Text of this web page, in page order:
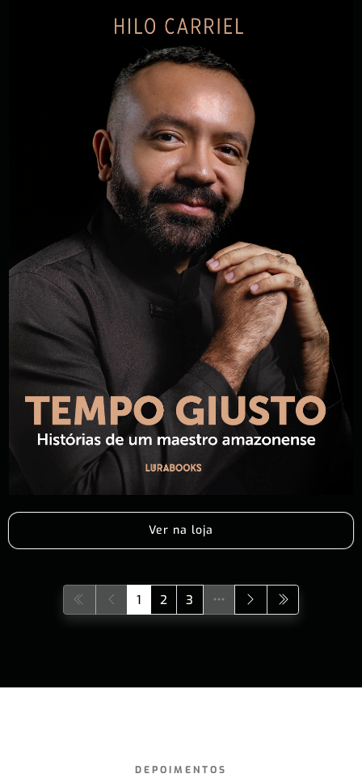
Ver na loja
1 2 3
DEPOIMENTOS